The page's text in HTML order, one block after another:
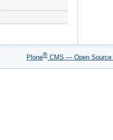
Plone® CMS — Open Source